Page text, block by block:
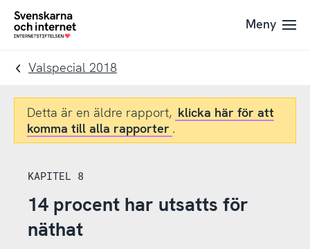
Till
navigation
Till
innehåll
To
Meny
Valspecial 2018
Detta är en äldre rapport, klicka här för att
komma till alla rapporter .
KAPITEL 8
14 procent har utsatts för
näthat